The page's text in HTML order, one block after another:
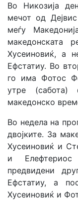
Во Никозија
мечот од
меѓу
македонската
Хусеиновиќ, а
Ефстатиу. Во
го има Фотос
утре
македонско
Во недела на
двојките. За
Хусеиновиќ и
и
предвидени
Ефстатиу, а
Хусеиновиќ и